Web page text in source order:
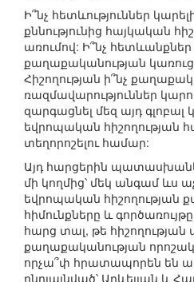
Ի՞նչ հետևություններ
քննությունից հայկական
առումով: Ի՞նչ հետևանքներ
քաղաքականության
Հիշողության ի՞նչ
ռազմավարություններ
զարգացնել մեզ այդ
եվրոպական հիշողության
տեղորոշելու համար:
Այդ հարցերին
մի կողմից՝ մեկ անգամ ևս
եվրոպական հիշողության
հիմունքները և
հարց տալ, թե հիշողության
քաղաքականության
որչա՞փ հրատապորեն են
ընդլայնված՝ Արևելյան և